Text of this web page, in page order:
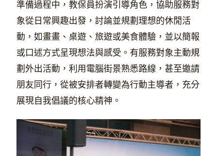
準備過程中，教保員扮演引導角色，協助服務對
象從日常興趣出發，討論並規劃理想的休閒活
動，如畫畫、桌遊、旅遊或美食體驗，並以簡報
或口述方式呈現想法與感受。有服務對象主動規
劃外出活動，利用電腦街景熟悉路線，甚至邀請
朋友同行，從被安排者轉變為行動主導者，充分
展現自我倡議的核心精神。